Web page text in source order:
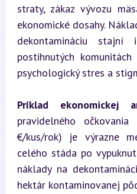
straty, zákaz vývozu
ekonomické dosahy.
dekontamináciu
postihnutých
psychologický stres a
Príklad ekonomickej
pravidelného
€/kus/rok) je výrazne
celého stáda po
náklady na
hektár kontaminovanej